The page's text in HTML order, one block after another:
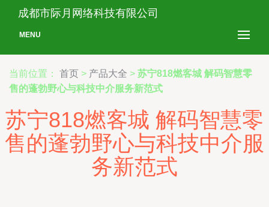
成都市际月网络科技有限公司
MENU
当前位置： 首页 > 产品大全 > 苏宁818燃客城 解码智慧零
售的蓬勃野心与科技中介服务新范式
苏宁818燃客城 解码智慧零
售的蓬勃野心与科技中介服
务新范式